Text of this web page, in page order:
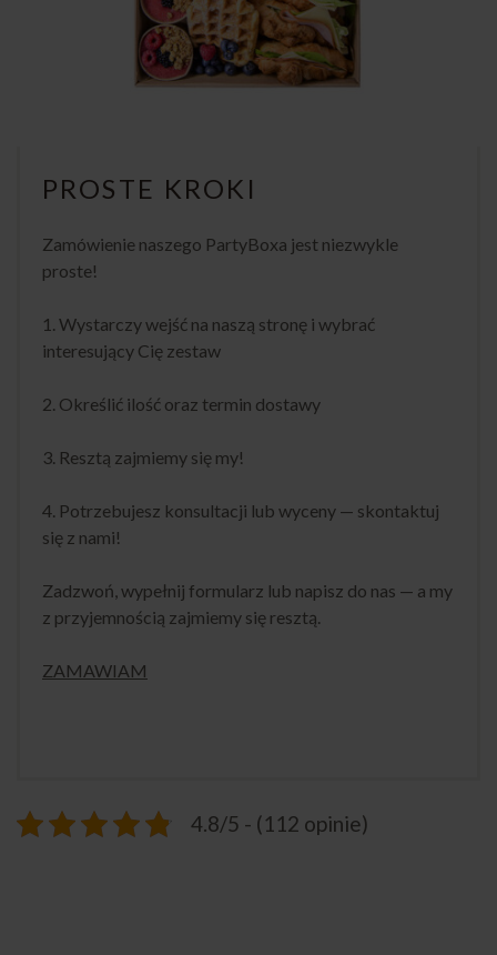
PROSTE KROKI
Zamówienie naszego PartyBoxa jest niezwykle
proste!
1. Wystarczy wejść na naszą stronę i wybrać
interesujący Cię zestaw
2. Określić ilość oraz termin dostawy
3. Resztą zajmiemy się my!
4. Potrzebujesz konsultacji lub wyceny — skontaktuj
się z nami!
Zadzwoń, wypełnij formularz lub napisz do nas — a my
z przyjemnością zajmiemy się resztą.
ZAMAWIAM
4.8/5 - (112 opinie)